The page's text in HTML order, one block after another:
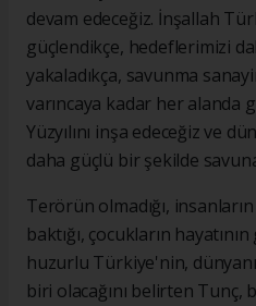
devam edeceğiz. İnşallah
güçlendikçe, hedeflerimizi
yakaladıkça, savunma
varıncaya kadar her alanda
Yüzyılını inşa edeceğiz ve
daha güçlü bir şekilde
Terörün olmadığı,
baktığı, çocukların
huzurlu Türkiye'nin,
biri olacağını belirten